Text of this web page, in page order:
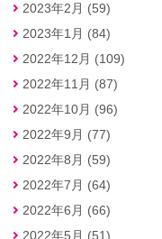
2023年2月 (59)
2023年1月 (84)
2022年12月 (109)
2022年11月 (87)
2022年10月 (96)
2022年9月 (77)
2022年8月 (59)
2022年7月 (64)
2022年6月 (66)
2022年5月 (51)